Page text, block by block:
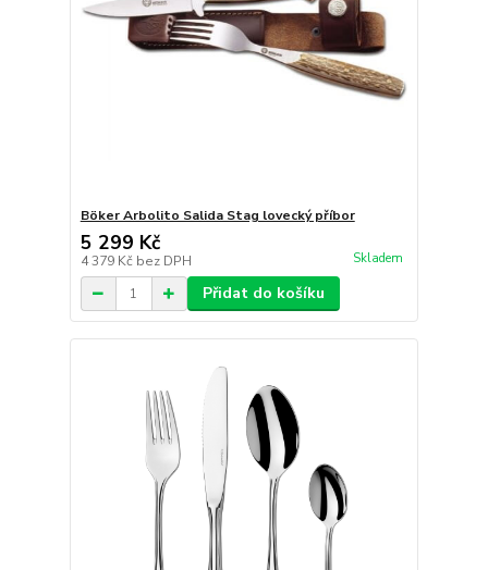
Böker Arbolito Salida Stag lovecký příbor
5 299 Kč
4 379 Kč bez DPH Skladem
Přidat do košíku